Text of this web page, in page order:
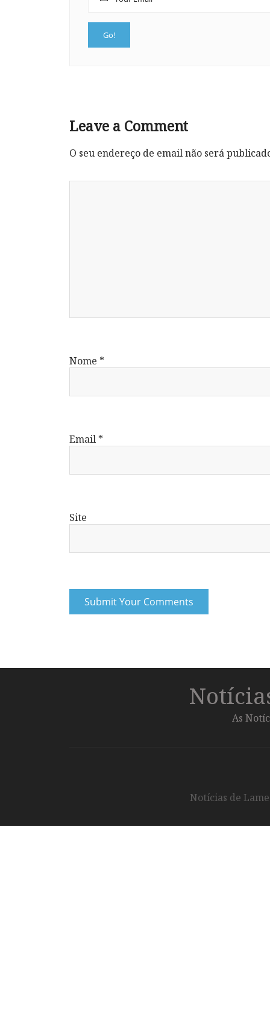
Leave a Comment
O seu endereço de email não será
Nome *
Email *
Site
As
Notícias de